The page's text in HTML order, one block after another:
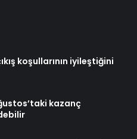
koşullarının iyileştiğini
kazanç